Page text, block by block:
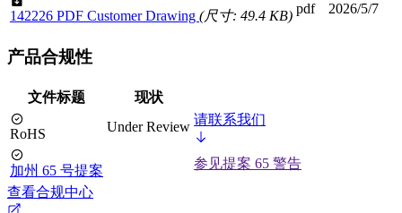
142226 PDF Customer Drawing (尺寸: 49.4 KB) pdf 2026/5/7
产品合规性
文件标题 现状
RoHS Under Review 请联系我们
加州 65 号提案
参见提案 65 警告
查看合规中心